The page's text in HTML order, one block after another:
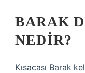
BARAK
NEDIR?
Kısacası Barak